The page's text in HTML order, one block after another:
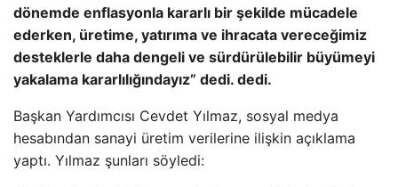
dönemde enflasyonla kararlı bir şekilde mücadele
ederken, üretime, yatırıma ve ihracata vereceğimiz
desteklerle daha dengeli ve sürdürülebilir büyümeyi
yakalama kararlılığındayız” dedi. dedi.
Başkan Yardımcısı Cevdet Yılmaz, sosyal medya
hesabından sanayi üretim verilerine ilişkin açıklama
yaptı. Yılmaz şunları söyledi: